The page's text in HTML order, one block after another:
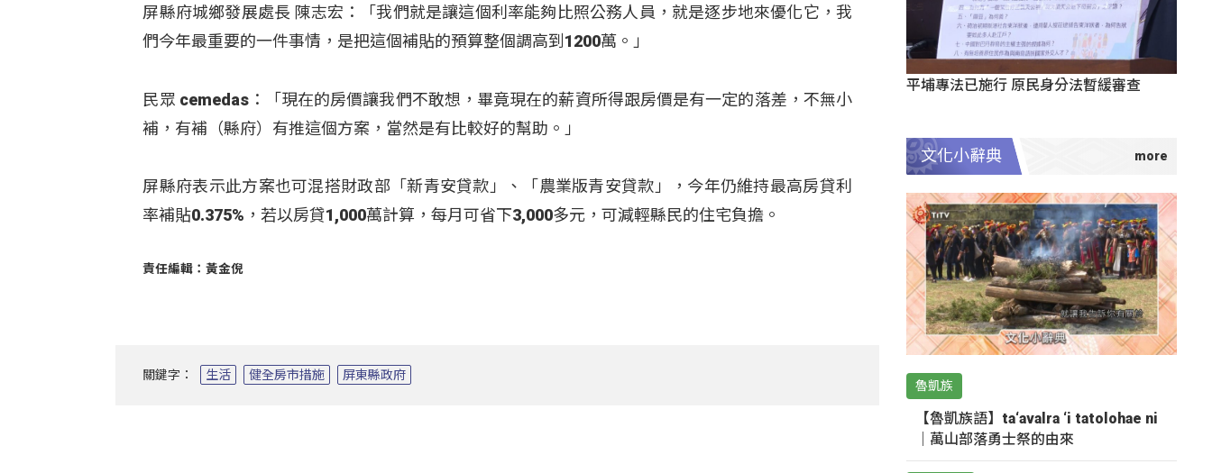
屏縣府城鄉發展處長 陳志宏：「我們就是讓這個利率能夠比照公務人員，就是逐步地來優化它，我
們今年最重要的一件事情，是把這個補貼的預算整個調高到1200萬。」
民眾 cemedas：「現在的房價讓我們不敢想，畢竟現在的薪資所得跟房價是有一定的落差，不無小
補，有補（縣府）有推這個方案，當然是有比較好的幫助。」
屏縣府表示此方案也可混搭財政部「新青安貸款」、「農業版青安貸款」，今年仍維持最高房貸利
率補貼0.375%，若以房貸1,000萬計算，每月可省下3,000多元，可減輕縣民的住宅負擔。
責任編輯：黃金倪
關鍵字： 生活 健全房市措施 屏東縣政府
平埔專法已施行 原民身分法暫緩審查
文化小辭典
魯凱族
【魯凱族語】ta‘avalra ‘i tatolohae ni
｜萬山部落勇士祭的由來